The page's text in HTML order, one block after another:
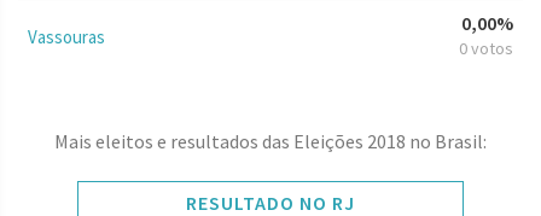
Vassouras
0,00%
0 votos
Mais eleitos e resultados das Eleições 2018 no Brasil:
RESULTADO NO RJ